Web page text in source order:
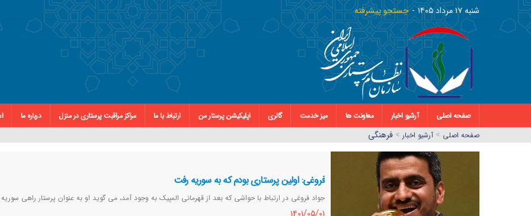
شنبه ١٧ مرداد ١٤٠٥ جستجو پیشرفته
صفحه اصلی آرشیو اخبار معاونت ها میز خدمت گالری اپلیکیشن پرستار من ارتباط با ما مراکز مراقبت پرستاری در منزل درباره ما
صفحه اصلي > آرشیو اخبار > فرهنگی
فروغی: اولین پرستاری بودم که به سوریه رفت
جواد فروغی در ارتباط با حواشی که بعد از قهرمانی المپیک به وجود آمد، می گوید او به عنوان پرستار راهی